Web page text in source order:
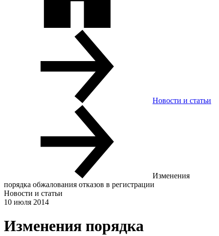
Новости и статьи
Изменения
порядка обжалования отказов в регистрации
Новости и статьи
10 июля 2014
Изменения порядка